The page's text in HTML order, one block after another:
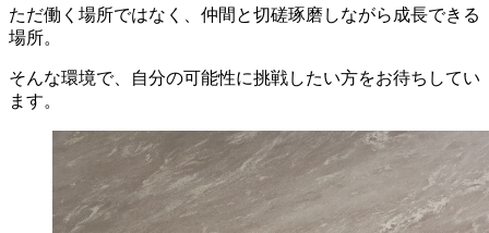
ただ働く場所ではなく、仲間と切磋琢磨しながら成長できる
場所。
そんな環境で、自分の可能性に挑戦したい方をお待ちしてい
ます。